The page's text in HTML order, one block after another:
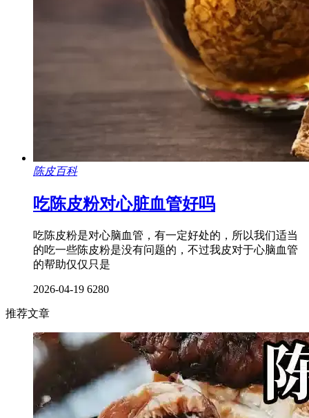
陈皮百科
吃陈皮粉对心脏血管好吗
吃陈皮粉是对心脑血管，有一定好处的，所以我们适当
的吃一些陈皮粉是没有问题的，不过我皮对于心脑血管
的帮助仅仅只是
2026-04-19 6280
推荐文章